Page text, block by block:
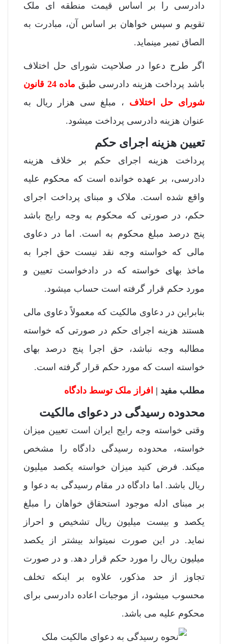
دادرسی را بر اساس قیمت منطقه ای ملک
تقویم و سپس خواهان بر اساس آن، مبادرت به
الصاق تمبر مینماید.
اگر طرح دعوا در صلاحیت شورای حل اختلاف
باشد پرداخت هزینه دادرسی طبق
ماده 24 قانون
شورای حل اختلاف ، مبلغ سی هزار ریال به
عنوان هزینه دادرسی پرداخت میشود.
تعیین هزینه اجرای حکم
پرداخت هزینه اجرای حکم بر خلاف هزینه
دادرسی، بر عهده خوانده است که محکوم علیه
واقع شده است. ملاک و مبنای پرداخت اجرای
حکم، در صورتی که محکوم به وجه رایج باشد
پنج درصد مبلغ محکوم به است. اما در دعاوی
مالی که خواسته وجه نقد نیست حق اجرا به
ماخذ بهای خواسته که در دادخواست تعیین و
مورد حکم قرار گرفته است حساب میشود.
بنابراین در دعاوی مالکیت که معمولاً دعاوی مالی
هستند هزینه اجرای حکم در صورتی که خواسته
مطالبه وجه نباشد، حق اجرا پنج درصد بهای
خواسته است که مورد حکم قرار گرفته است.
مطلب مفید | افراز ملک توسط دادگاه
محدوده رسیدگی در دعوای مالکیت
وقتی خواسته وجه رایج ایران است تعیین میزان
خواسته، محدوده رسیدگی دادگاه را مشخص
میکند. فرض کنید میزان خواسته یکصد میلیون
ریال باشد. اما دادگاه در مقام رسیدگی به دعوا و
بر مبنای ادله موجود استحقاق خواهان را مبلغ
یکصد و بیست میلیون ریال تشخیص و احراز
نماید. در این صورت نمیتواند بیشتر از یکصد
میلیون ریال را مورد حکم قرار دهد. و در صورت
تجاوز از حد مذکور، علاوه بر اینکه تخلف
محسوب میشود، از موجبات اعاده دادرسی برای
محکوم علیه می باشد.